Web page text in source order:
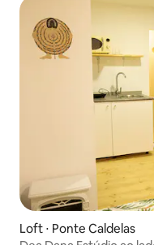
Loft ⋅ Ponte Caldelas